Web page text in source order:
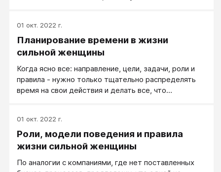
получается определить мотивацию для всей жизни.
01 окт. 2022 г.
Планирование времени в жизни
сильной женщины
Когда ясно все: направление, цели, задачи, роли и
правила - нужно только тщательно распределять
время на свои действия и делать все, что
бездельникам. Или людям, которые рассчитывают
своё время только на маленький кусочек своего
времени. Потому что люди, которые хотя бы
времени всегда достаточно. Достаточно для
01 окт. 2022 г.
Роли, модели поведения и правила
жизни сильной женщины
По аналогии с компаниями, где нет поставленных